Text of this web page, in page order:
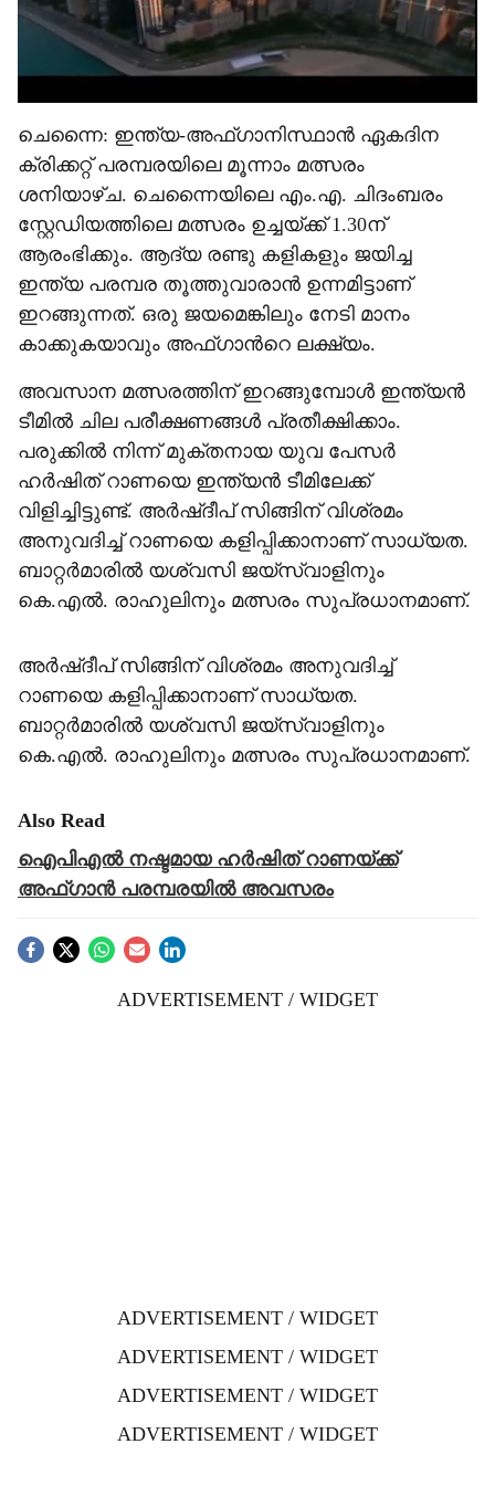
ചെന്നൈ: ഇന്ത്യ-അഫ്ഗാനിസ്ഥാൻ ഏകദിന
ക്രിക്കറ്റ് പരമ്പരയിലെ മൂന്നാം മത്സരം
ശനിയാഴ്ച. ചെന്നൈയിലെ എം.എ. ചിദംബരം
സ്റ്റേഡിയത്തിലെ മത്സരം ഉച്ചയ്ക്ക് 1.30ന്
ആരംഭിക്കും. ആദ്യ രണ്ടു കളികളും ജയിച്ച
ഇന്ത്യ പരമ്പര തൂത്തുവാരാൻ ഉന്നമിട്ടാണ്
ഇറങ്ങുന്നത്. ഒരു ജയമെങ്കിലും നേടി മാനം
കാക്കുകയാവും അഫ്ഗാന്‍റെ ലക്ഷ്യം.
അവസാന മത്സരത്തിന് ഇറങ്ങുമ്പോൾ ഇന്ത്യൻ
ടീമിൽ ചില പരീക്ഷണങ്ങൾ പ്രതീക്ഷിക്കാം.
പരുക്കിൽ നിന്ന് മുക്തനായ യുവ പേസർ
ഹർഷിത് റാണയെ ഇന്ത്യൻ ടീമിലേക്ക്
വിളിച്ചിട്ടുണ്ട്. അർഷ്ദീപ് സിങ്ങിന് വിശ്രമം
അനുവദിച്ച് റാണയെ കളിപ്പിക്കാനാണ് സാധ്യത.
ബാറ്റർമാരിൽ യശ്വസി ജയ്സ്വാളിനും
കെ.എൽ. രാഹുലിനും മത്സരം സുപ്രധാനമാണ്.
അർഷ്ദീപ് സിങ്ങിന് വിശ്രമം അനുവദിച്ച്
റാണയെ കളിപ്പിക്കാനാണ് സാധ്യത.
ബാറ്റർമാരിൽ യശ്വസി ജയ്സ്വാളിനും
കെ.എൽ. രാഹുലിനും മത്സരം സുപ്രധാനമാണ്.
Also Read
ഐപിഎൽ നഷ്ടമായ ഹർഷിത് റാണയ്ക്ക്
അഫ്ഗാൻ പരമ്പരയിൽ അവസരം
ADVERTISEMENT / WIDGET
ADVERTISEMENT / WIDGET
ADVERTISEMENT / WIDGET
ADVERTISEMENT / WIDGET
ADVERTISEMENT / WIDGET